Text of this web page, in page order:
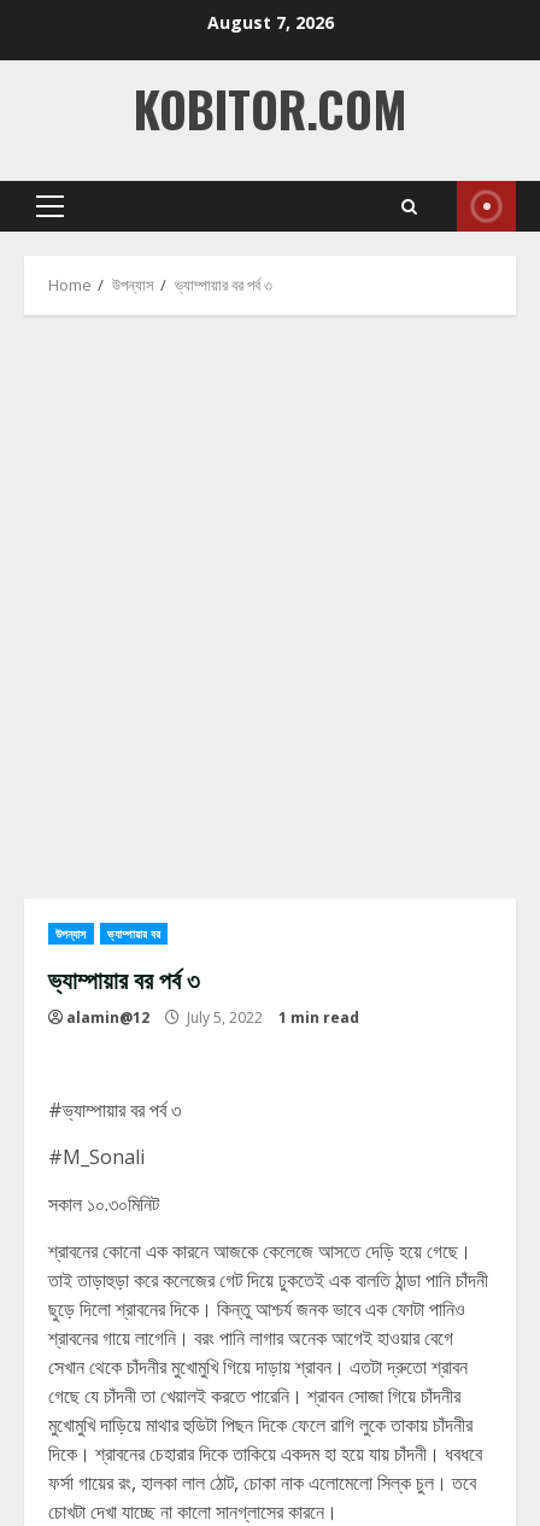
August 7, 2026
KOBITOR.COM
Primary
Home উপন্যাস ভ্যাম্পায়ার বর পর্ব ৩
উপন্যাস ভ্যাম্পায়ার বর
ভ্যাম্পায়ার বর পর্ব ৩
alamin@12 July 5, 2022 1 min read
#ভ্যাম্পায়ার বর পর্ব ৩
#M_Sonali
সকাল ১০.৩০মিনিট
শ্রাবনের কোনো এক কারনে আজকে কেলেজে আসতে দেড়ি হয়ে গেছে।
তাই তাড়াহুড়া করে কলেজের গেট দিয়ে ঢুকতেই এক বালতি ঠান্ডা পানি চাঁদনী
ছুড়ে দিলো শ্রাবনের দিকে। কিন্তু আশ্চর্য জনক ভাবে এক ফোটা পানিও
শ্রাবনের গায়ে লাগেনি। বরং পানি লাগার অনেক আগেই হাওয়ার বেগে
সেখান থেকে চাঁদনীর মুখোমুখি গিয়ে দাড়ায় শ্রাবন। এতটা দ্রুতো শ্রাবন
গেছে যে চাঁদনী তা খেয়ালই করতে পারেনি। শ্রাবন সোজা গিয়ে চাঁদনীর
মুখোমুখি দাড়িয়ে মাথার হুডিটা পিছন দিকে ফেলে রাগি লুকে তাকায় চাঁদনীর
দিকে। শ্রাবনের চেহারার দিকে তাকিয়ে একদম হা হয়ে যায় চাঁদনী। ধবধবে
ফর্সা গায়ের রং, হালকা লাল ঠোট, চোকা নাক এলোমেলো সিল্ক চুল। তবে
চোখটা দেখা যাচ্ছে না কালো সানগ্লাসের কারনে।